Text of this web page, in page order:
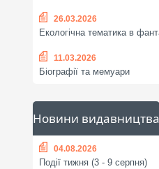
26.03.2026
Екологічна тематика в
11.03.2026
Біографії та мемуари
Новини видавництва
04.08.2026
Події тижня (3 - 9 серпня)